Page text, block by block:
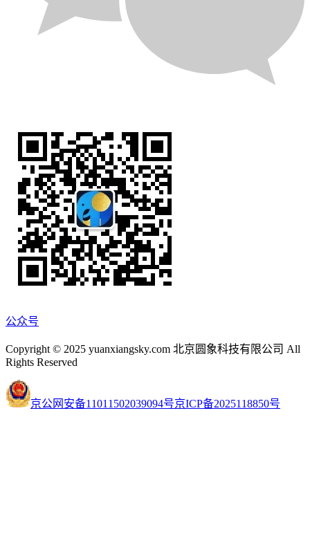
公众号
Copyright © 2025 yuanxiangsky.com 北京圆象科技有限公司 All
Rights Reserved
京公网安备11011502039094号京ICP备2025118850号